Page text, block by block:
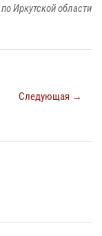
Иркутской области
Следующая →